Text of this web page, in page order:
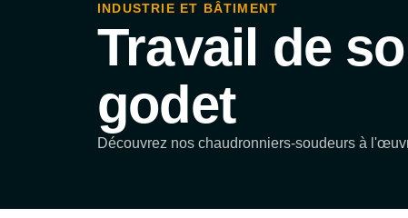
INDUSTRIE ET BÂTIMENT
Travail de
godet
Découvrez nos chaudronniers-soudeurs à